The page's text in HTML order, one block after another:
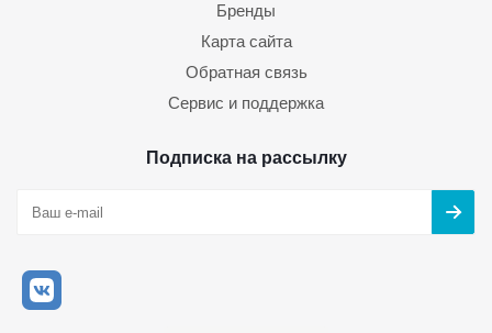
Бренды
Карта сайта
Обратная связь
Сервис и поддержка
Подписка на рассылку